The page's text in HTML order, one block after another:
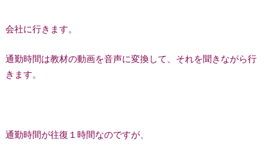
会社に行きます。
通勤時間は教材の動画を音声に変換して、それを聞きながら行
きます。
通勤時間が往復１時間なのですが、